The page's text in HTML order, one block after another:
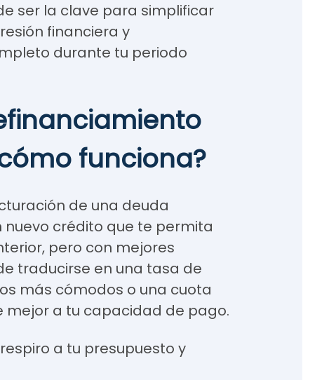
ser la clave para simplificar
financiera y
durante tu periodo
funciona?
de una deuda
crédito que te permita
pero con mejores
traducirse en una tasa de
más cómodos o una cuota
mejor a tu capacidad de pago.
a tu presupuesto y